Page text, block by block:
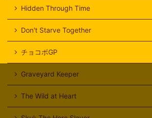
Hidden Through Time
Don't Starve Together
チョコボGP
Graveyard Keeper
The Wild at Heart